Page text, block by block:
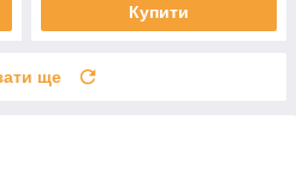
Купити
ще